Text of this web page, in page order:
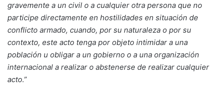
gravemente a un civil o a cualquier otra persona que no
participe directamente en hostilidades en situación de
conflicto armado, cuando, por su naturaleza o por su
contexto, este acto tenga por objeto intimidar a una
población u obligar a un gobierno o a una organización
internacional a realizar o abstenerse de realizar cualquier
acto.”